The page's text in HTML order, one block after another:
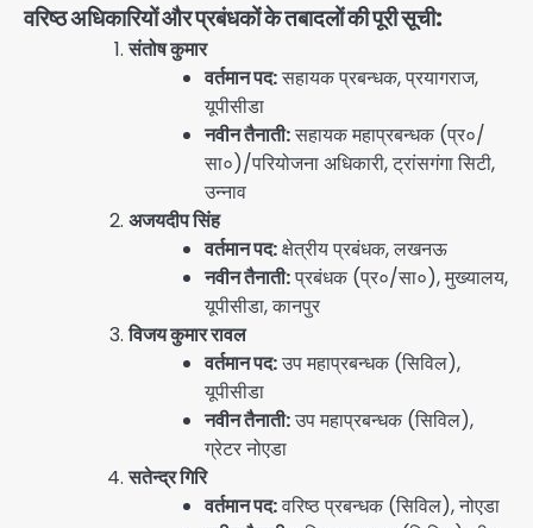
वरिष्ठ अधिकारियों और प्रबंधकों के तबादलों की पूरी सूची:
संतोष कुमार
वर्तमान पद:सहायक प्रबन्धक, प्रयागराज,
यूपीसीडा
नवीन तैनाती:सहायक महाप्रबन्धक (प्र०/
सा०)/परियोजना अधिकारी, ट्रांसगंगा सिटी,
उन्नाव
अजयदीप सिंह
वर्तमान पद:क्षेत्रीय प्रबंधक, लखनऊ
नवीन तैनाती:प्रबंधक (प्र०/सा०), मुख्यालय,
यूपीसीडा, कानपुर
विजय कुमार रावल
वर्तमान पद:उप महाप्रबन्धक (सिविल),
यूपीसीडा
नवीन तैनाती:उप महाप्रबन्धक (सिविल),
ग्रेटर नोएडा
सतेन्द्र गिरि
वर्तमान पद:वरिष्ठ प्रबन्धक (सिविल), नोएडा